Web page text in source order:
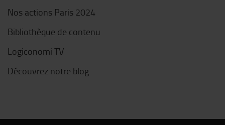
Nos actions Paris 2024
Bibliothèque de contenu
Logiconomi TV
Découvrez notre blog